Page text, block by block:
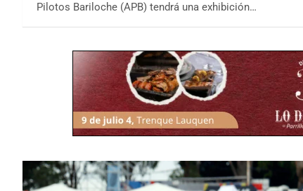
Pilotos Bariloche (APB) tendrá una exhibición…